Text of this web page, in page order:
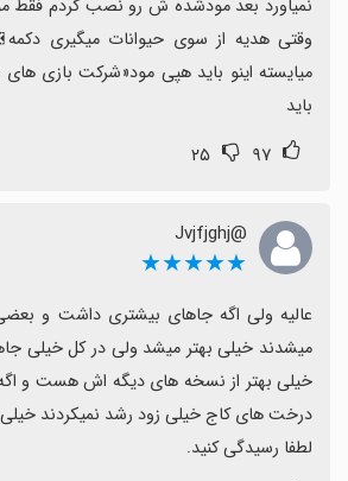
باید
۹۷ ۲۵
@Jvjfjghj
★★★★★
لطفا رسیدگی کنید.